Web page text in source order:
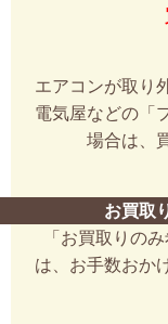
エアコンが取り
電気屋などの「
場合は、
お買取
「お買取りの
は、お手数おか